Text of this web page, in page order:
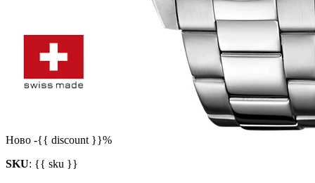
Ново -{{ discount }}%
SKU: {{ sku }}